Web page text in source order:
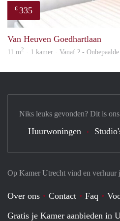
€ 335
Van Heuven Goedhartlaan
11 m2 · 1 kamer · Vanaf ? -
Op Kamer Utrecht vind en verhuur
Over ons Contact Faq
Gratis je Kamer aanbieden in
Niks leuks gevonden? Dit is
Huurwoningen